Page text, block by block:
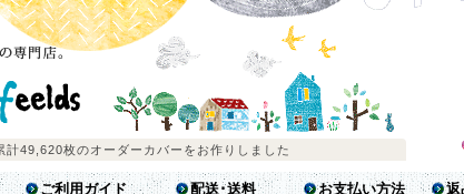
ご利用ガイド 配送･送料 お支払い方法 返